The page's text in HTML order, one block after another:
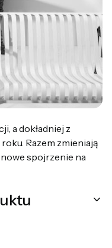
a dokładniej z
Razem zmieniają
spojrzenie na